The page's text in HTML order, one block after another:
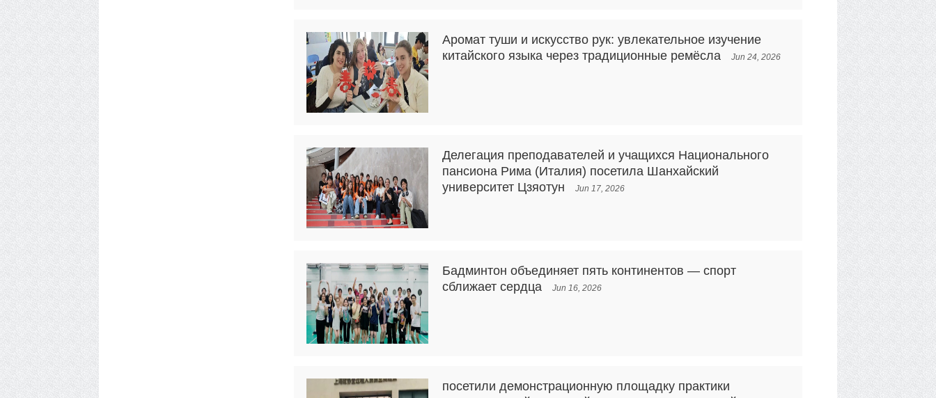
Аромат туши и искусство рук: увлекательное изучение
китайского языка через традиционные ремёсла
Jun 24, 2026
Делегация преподавателей и учащихся Национального
пансиона Рима (Италия) посетила Шанхайский
университет Цзяотун
Jun 17, 2026
Бадминтон объединяет пять континентов — спорт
сближает сердца
Jun 16, 2026
посетили демонстрационную площадку практики